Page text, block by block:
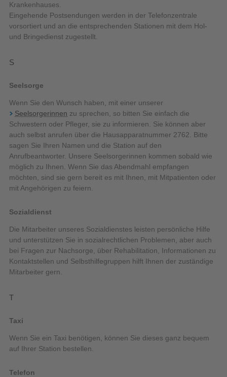
Krankenhauses.
Eingehende Postsendungen werden in der Telefonzentrale
vorsortiert und an die entsprechenden Stationen mit dem Hol-
und Bringedienst zugestellt.
S
Seelsorge
Wenn Sie den Wunsch haben, mit einer unserer
Seelsorgerinnen zu sprechen, so bitten Sie einfach die
Schwestern oder Pfleger, sie zu informieren. Sie können aber
auch selbst anrufen über die Hausapparatnummer 2762. Bitte
sagen Sie Ihren Namen und die Station auf den
Anrufbeantworter. Unsere Seelsorgerinnen kommen sobald wie
möglich zu Ihnen. Wenn Sie das Abendmahl empfangen
möchten, sind sie gern bereit es mit Ihnen, mit Mitpatienten oder
mit Angehörigen zu feiern.
Sozialdienst
Die Mitarbeiter unseres Sozialdienstes leisten persönliche Hilfe
und unterstützen Sie in sozialrechtlichen Problemen, aber auch
bei Fragen zur Nachsorge, über Rehabilitation, Informationen zu
Kontaktstellen und Selbsthilfegruppen hilft Ihnen der zuständige
Mitarbeiter gern.
T
Taxi
Wenn Sie ein Taxi benötigen, können Sie dieses ganz bequem
auf Ihrer Station bestellen.
Telefon